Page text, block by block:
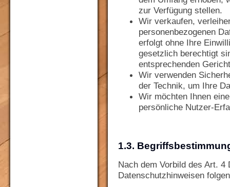
zur Verfügung stellen.
Wir verkaufen,
personenbezogenen
erfolgt ohne Ihre
gesetzlich berechtigt
entsprechenden
Wir verwenden
der Technik, um Ihre
Wir möchten Ihnen
persönliche Nutzer-
1.3.
Nach dem Vorbild des Art. 4
Datenschutzhinweisen